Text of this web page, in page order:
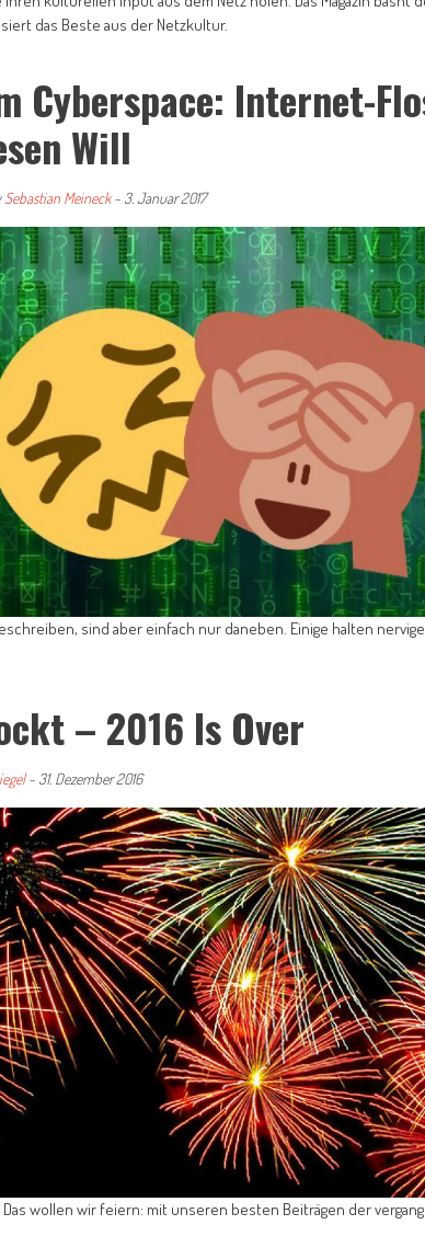
das Beste aus der Netzkultur.
Cyberspace: Internet-
Will
Sebastian Meineck- 3. Januar 2017
sind aber einfach nur daneben. Einige halten
– 2016 Is Over
- 31. Dezember 2016
Das wollen wir feiern: mit unseren besten Beiträgen der